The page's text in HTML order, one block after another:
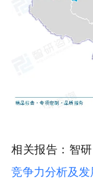
相关报告：智
竞争力分析及